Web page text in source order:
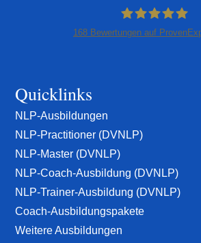
168 Bewertungen auf
Quicklinks
NLP-Ausbildungen
NLP-Practitioner (DVNLP)
NLP-Master (DVNLP)
NLP-Coach-Ausbildung (DVNLP)
NLP-Trainer-Ausbildung (DVNLP)
Coach-Ausbildungspakete
Weitere Ausbildungen